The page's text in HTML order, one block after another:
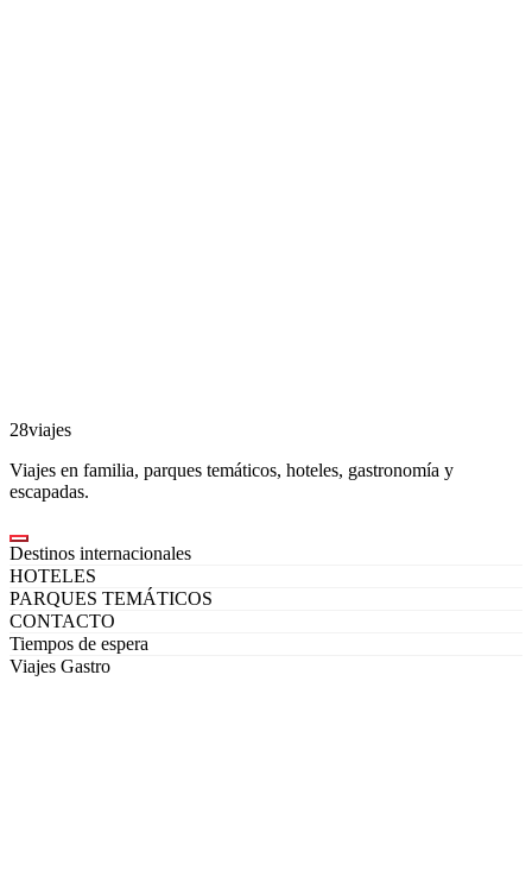
28viajes
Viajes en familia, parques temáticos, hoteles, gastronomía y
escapadas.
Destinos internacionales
HOTELES
PARQUES TEMÁTICOS
CONTACTO
Tiempos de espera
Viajes Gastro